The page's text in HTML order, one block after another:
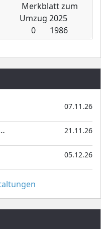
Merkblatt zum
Umzug 2025
0
1986
07.11.26
21.11.26
05.12.26